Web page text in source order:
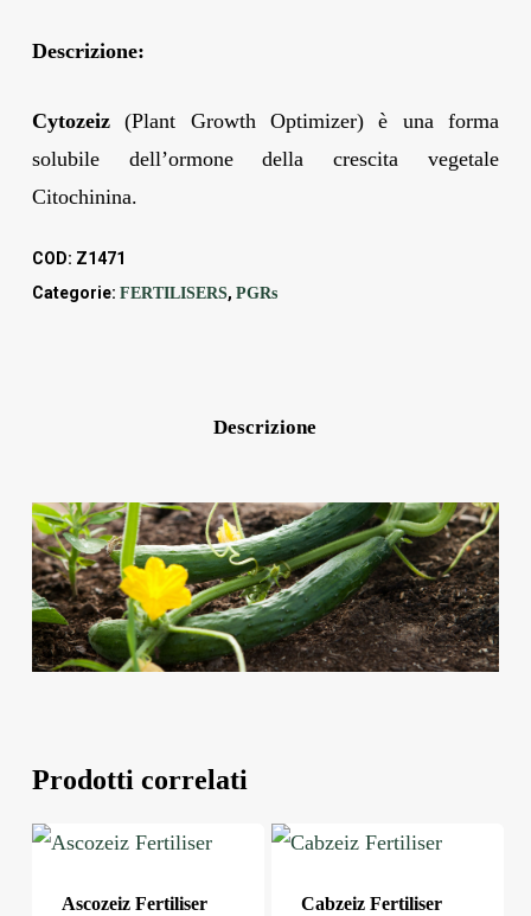
Descrizione:
Cytozeiz(Plant Growth Optimizer) è una forma
solubile dell’ormone della crescita vegetale
Citochinina.
COD: Z1471
Categorie: FERTILISERS, PGRs
Descrizione
Prodotti correlati
Ascozeiz Fertiliser Cabzeiz Fertiliser